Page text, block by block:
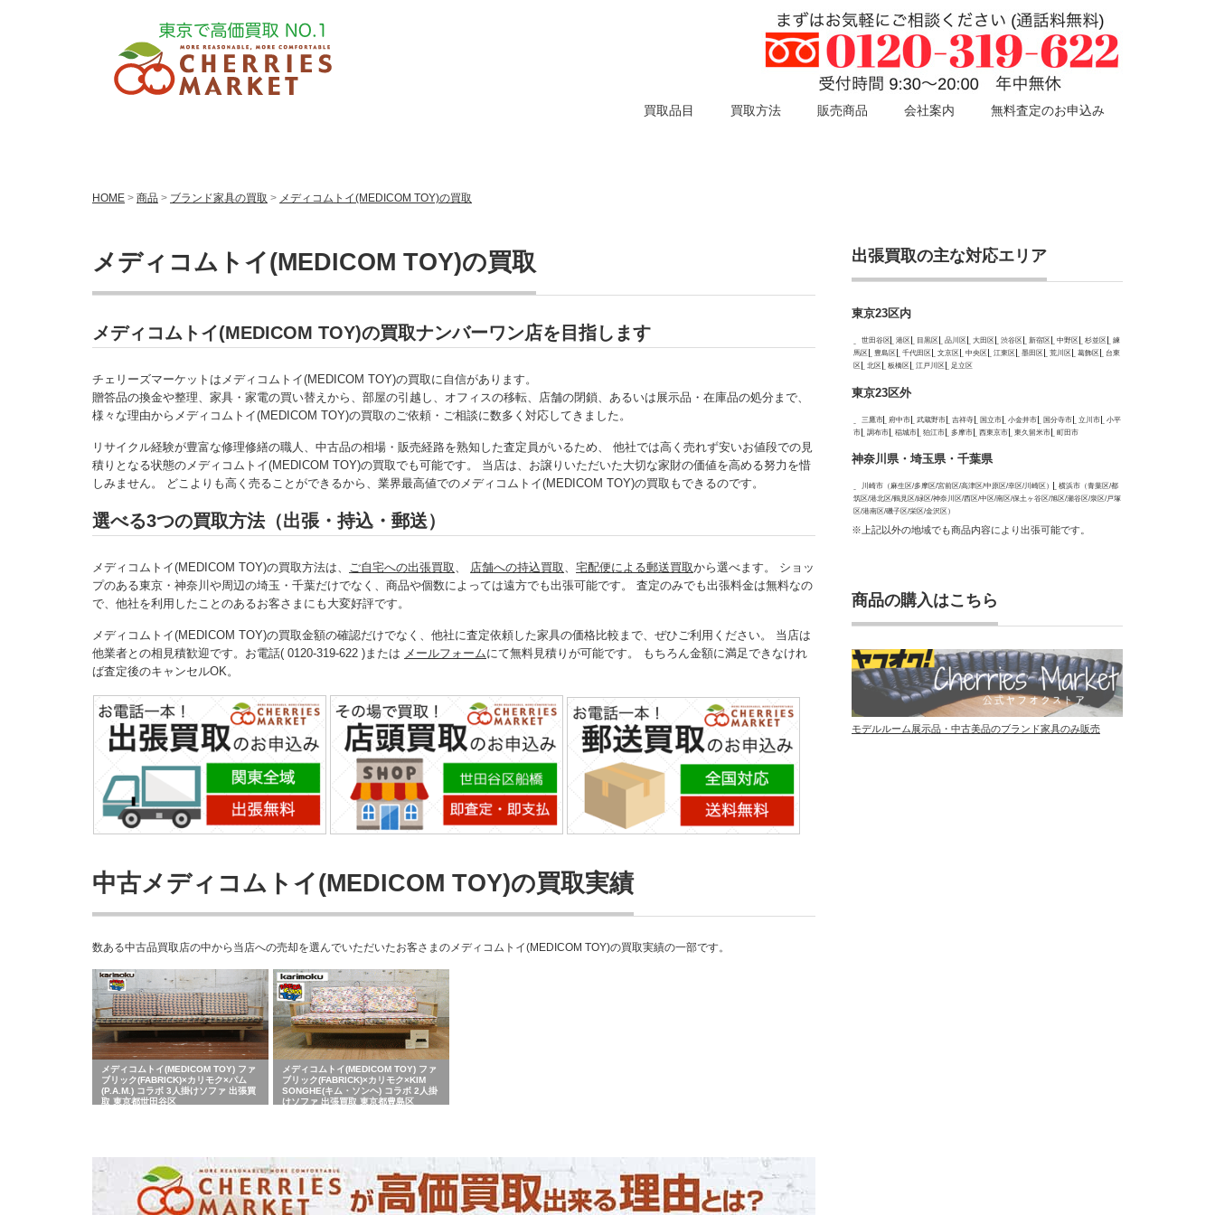
買取品目 買取方法 販売商品 会社案内 無料査定のお申込み
HOME > 商品 > ブランド家具の買取 > メディコムトイ(MEDICOM TOY)の買取
メディコムトイ(MEDICOM TOY)の買取
メディコムトイ(MEDICOM TOY)の買取ナンバーワン店を目指します
チェリーズマーケットはメディコムトイ(MEDICOM TOY)の買取に自信があります。
贈答品の換金や整理、家具・家電の買い替えから、部屋の引越し、オフィスの移転、店舗の閉鎖、あるいは展示品・在庫品の処分まで、
様々な理由からメディコムトイ(MEDICOM TOY)の買取のご依頼・ご相談に数多く対応してきました。
リサイクル経験が豊富な修理修繕の職人、中古品の相場・販売経路を熟知した査定員がいるため、 他社では高く売れず安いお値段での見
積りとなる状態のメディコムトイ(MEDICOM TOY)の買取でも可能です。 当店は、お譲りいただいた大切な家財の価値を高める努力を惜
しみません。 どこよりも高く売ることができるから、業界最高値でのメディコムトイ(MEDICOM TOY)の買取もできるのです。
選べる3つの買取方法（出張・持込・郵送）
メディコムトイ(MEDICOM TOY)の買取方法は、 ご自宅への出張買取 、 店舗への持込買取 、 宅配便による郵送買取から選べます。 ショッ
プのある東京・神奈川や周辺の埼玉・千葉だけでなく、商品や個数によっては遠方でも出張可能です。 査定のみでも出張料金は無料なの
で、他社を利用したことのあるお客さまにも大変好評です。
メディコムトイ(MEDICOM TOY)の買取金額の確認だけでなく、他社に査定依頼した家具の価格比較まで、ぜひご利用ください。 当店は
他業者との相見積歓迎です。お電話( 0120-319-622 )または メールフォームにて無料見積りが可能です。 もちろん金額に満足できなけれ
ば査定後のキャンセルOK。
中古メディコムトイ(MEDICOM TOY)の買取実績
数ある中古品買取店の中から当店への売却を選んでいただいたお客さまのメディコムトイ(MEDICOM TOY)の買取実績の一部です。
メディコムトイ(MEDICOM TOY) ファ
ブリック(FABRICK)×カリモク×パム
(P.A.M.) コラボ 3人掛けソファ 出張買
取 東京都世田谷区
メディコムトイ(MEDICOM TOY) ファ
ブリック(FABRICK)×カリモク×KIM
SONGHE(キム・ソンヘ) コラボ 2人掛
けソファ 出張買取 東京都豊島区
出張買取の主な対応エリア
東京23区内
世田谷区 港区 目黒区 品川区 大田区 渋谷区 新宿区 中野区 杉並区
練
馬区
豊島区 千代田区 文京区 中央区 江東区 墨田区 荒川区 葛飾区
台東
区
北区 板橋区 江戸川区 足立区
東京23区外
三鷹市 府中市 武蔵野市 吉祥寺 国立市 小金井市 国分寺市 立川市
小平
市
調布市 稲城市 狛江市 多摩市 西東京市 東久留米市 町田市
神奈川県・埼玉県・千葉県
川崎市（麻生区/多摩区/宮前区/高津区/中原区/幸区/川崎区）
横浜市（青葉区/都
筑区/港北区/鶴見区/緑区/神奈川区/西区/中区/南区/保土ヶ谷区/旭区/瀬谷区/泉区/戸塚
区/港南区/磯子区/栄区/金沢区）
※上記以外の地域でも商品内容により出張可能です。
商品の購入はこちら
モデルルーム展示品・中古美品のブランド家具のみ販売